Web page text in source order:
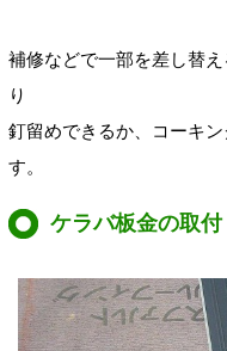
補修などで一部を差し替
り
釘留めできるか、コーキ
す。
ケラバ板金の取付